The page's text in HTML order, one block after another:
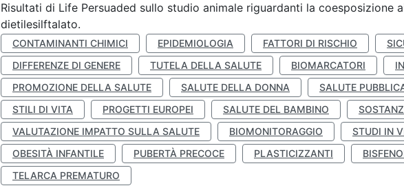
Risultati di Life Persuaded sullo studio animale riguardanti la coesposizione
dietilesilftalato.
CONTAMINANTI CHIMICI EPIDEMIOLOGIA FATTORI DI RISCHIO
DIFFERENZE DI GENERE
TUTELA DELLA SALUTE BIOMARCATORI
PROMOZIONE DELLA SALUTE
SALUTE DELLA DONNA SALUTE
STILI DI VITA
PROGETTI EUROPEI SALUTE DEL BAMBINO
VALUTAZIONE IMPATTO SULLA SALUTE
BIOMONITORAGGIO STUDI IN
OBESITÀ INFANTILE
PUBERTÀ PRECOCE PLASTICIZZANTI
TELARCA PREMATURO